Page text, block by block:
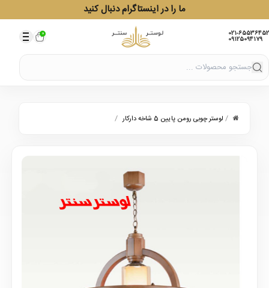
ما را در اینستاگرام دنبال کنید
021-65536452
09125094179
0
/ لوستر چوبی رومن پایین 5 شاخه دارکار /